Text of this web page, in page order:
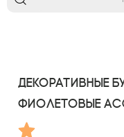
Декоративные
фиолетовые